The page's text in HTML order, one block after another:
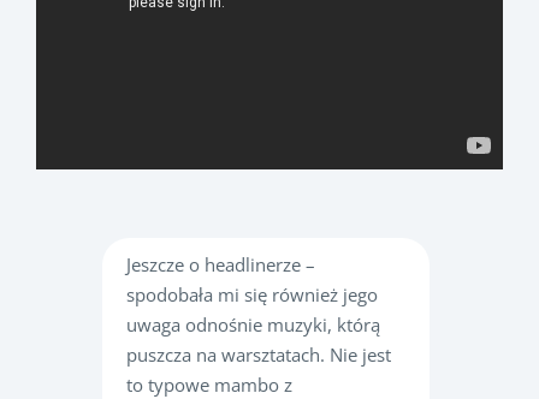
Jeszcze o headlinerze –
spodobała mi się również jego
uwaga odnośnie muzyki, którą
puszcza na warsztatach. Nie jest
to typowe mambo z